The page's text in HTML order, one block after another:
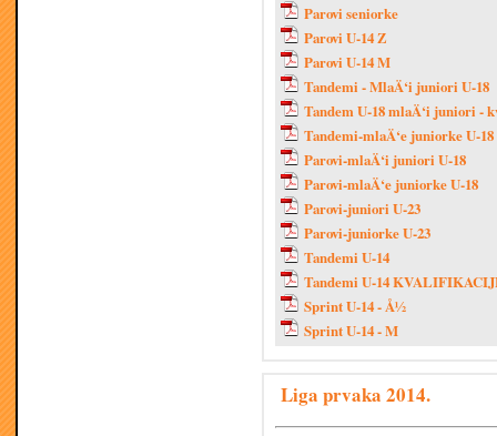
Parovi seniorke
Parovi U-14 Z
Parovi U-14 M
Tandemi - MlaÄ‘i juniori U-18
Tandem U-18 mlaÄ‘i juniori -
Tandemi-mlaÄ‘e juniorke U-18
Parovi-mlaÄ‘i juniori U-18
Parovi-mlaÄ‘e juniorke U-18
Parovi-juniori U-23
Parovi-juniorke U-23
Tandemi U-14
Tandemi U-14
Sprint U-14 - Å½
Sprint U-14 - M
Liga prvaka 2014.